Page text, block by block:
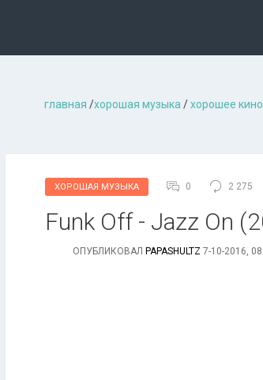
главная /хорошая музыкa /хорошее кино
ХОРОШАЯ МУЗЫКА 0 2 275
Funk Off - Jazz On
ОПУБЛИКОВАЛ PAPASHULTZ 7-10-2016,